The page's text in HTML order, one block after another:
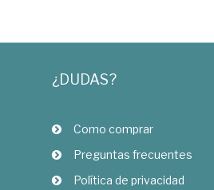
¿DUDAS?
Como comprar
Preguntas frecuentes
Política de privacidad